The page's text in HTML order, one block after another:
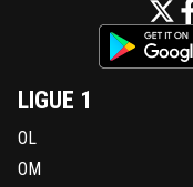
LIGUE 1
OL
OM